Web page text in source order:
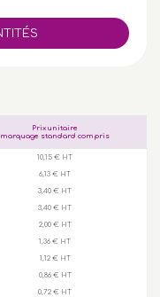
Prix unitaire
marquage standard compris
10,15 € HT
6,13 € HT
3,40 € HT
3,40 € HT
2,00 € HT
1,36 € HT
1,12 € HT
0,86 € HT
0,72 € HT